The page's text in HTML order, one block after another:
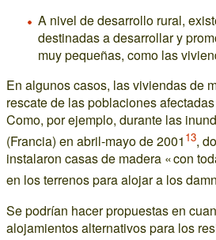
A nivel de desarrollo rural,
destinadas a desarrollar y
muy pequeñas, como las
En algunos casos, las viviendas de
rescate de las poblaciones
Como, por ejemplo, durante las
(Francia) en abril-mayo de 2001 13,
instalaron casas de madera « con
en los terrenos para alojar a los
Se podrían hacer propuestas en
alojamientos alternativos para los